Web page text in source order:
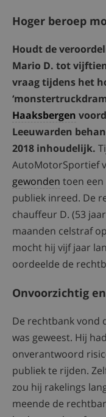
Hoger beroep
Houdt de
Mario D. tot
vraag tijdens het
Haaksbergen
Leeuwarden
2018 inhoudelijk.
AutoMotorSportief
gewonden toen
publiek inreed. De
chauffeur D. (53
maanden celstraf
mocht hij vijf jaar
oordeelde de
Onvoorzichtig
De rechtbank vond
was geweest. Hij
onverantwoord
publiek te rijden.
zou hij rakelings
meende de